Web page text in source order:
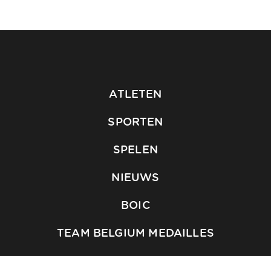
ATLETEN
SPORTEN
SPELEN
NIEUWS
BOIC
TEAM BELGIUM MEDAILLES